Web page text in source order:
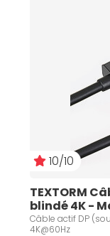
10/10
TEXTORM
blindé 4K -
Câble actif DP
4K@60Hz